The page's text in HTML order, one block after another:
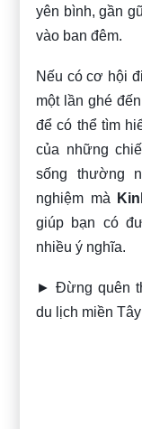
yên bình, gần
vào ban đêm.
Nếu có cơ hội
một lần ghé
để có thể tìm
của những
sống thường
nghiệm mà
giúp bạn có
nhiều ý nghĩa.
► Đừng quên
du lịch miền